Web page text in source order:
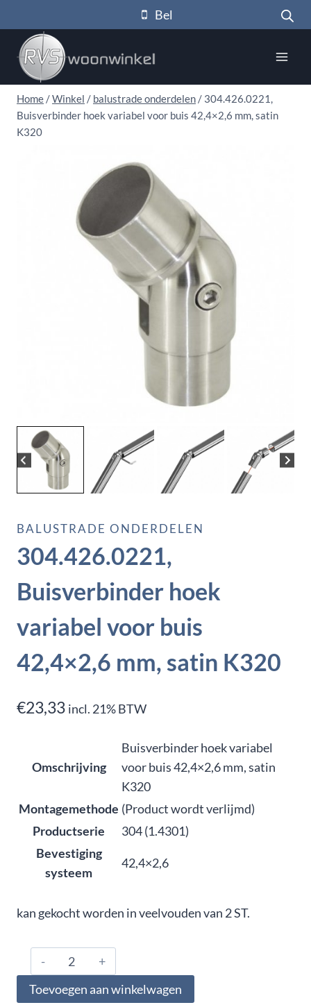
naar
inhoud
Bel
Home /Winkel / balustrade onderdelen / 304.426.0221,
Buisverbinder hoek variabel voor buis 42,4×2,6 mm, satin
K320
BALUSTRADE ONDERDELEN
304.426.0221,
Buisverbinder hoek
variabel voor buis
42,4×2,6 mm, satin K320
€23,33 incl. 21% BTW
Omschrijving
Buisverbinder hoek variabel
voor buis 42,4×2,6 mm, satin
K320
Montagemethode (Product wordt verlijmd)
Productserie
304 (1.4301)
Bevestiging
systeem
42,4×2,6
kan gekocht worden in veelvouden van 2 ST.
304.426.0221,
Buisverbinder
hoek
Toevoegen aan winkelwagen